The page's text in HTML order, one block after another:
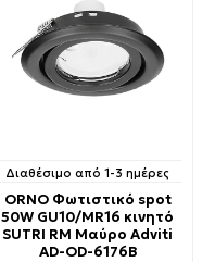
Διαθέσιμο από 1-3 ημέρες
ORNO Φωτιστικό spot
50W GU10/MR16 κινητό
SUTRI RM Μαύρο Adviti
AD-OD-6176B